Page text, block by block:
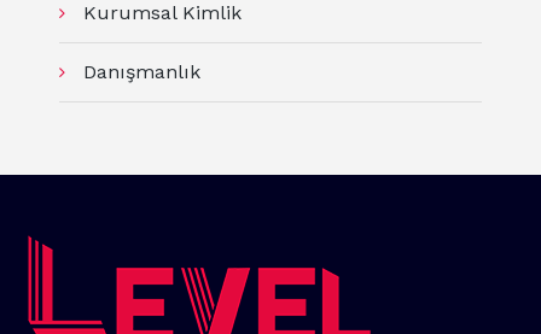
Kurumsal Kimlik
Danışmanlık